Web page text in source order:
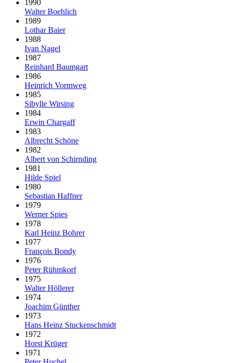
1990
Walter Boehlich
1989
Lothar Baier
1988
Ivan Nagel
1987
Reinhard Baumgart
1986
Heinrich Vormweg
1985
Sibylle Wirsing
1984
Erwin Chargaff
1983
Albrecht Schöne
1982
Albert von Schirnding
1981
Hilde Spiel
1980
Sebastian Haffner
1979
Werner Spies
1978
Karl Heinz Bohrer
1977
François Bondy
1976
Peter Rühmkorf
1975
Walter Höllerer
1974
Joachim Günther
1973
Hans Heinz Stuckenschmidt
1972
Horst Krüger
1971